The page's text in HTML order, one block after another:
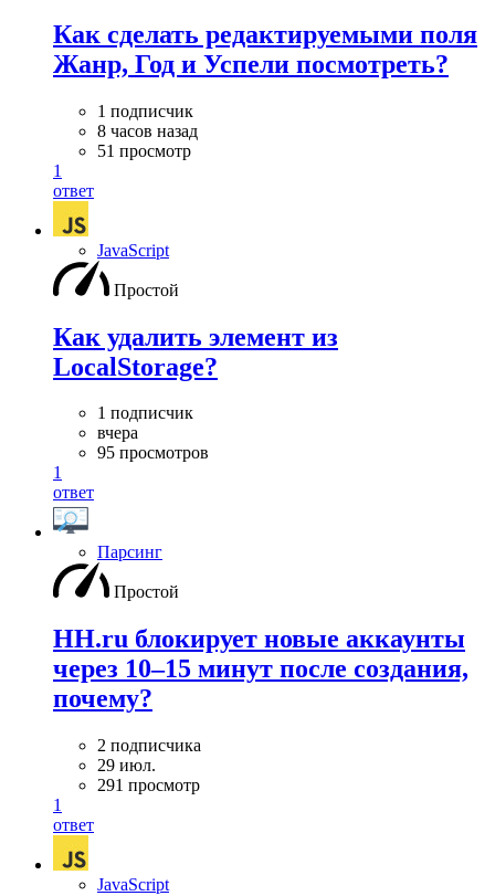
Как сделать редактируемыми поля
Жанр, Год и Успели посмотреть?
1 подписчик
8 часов назад
51 просмотр
1
ответ
JavaScript
Простой
Как удалить элемент из
LocalStorage?
1 подписчик
вчера
95 просмотров
1
ответ
Парсинг
Простой
HH.ru блокирует новые аккаунты
через 10–15 минут после создания,
почему?
2 подписчика
29 июл.
291 просмотр
1
ответ
JavaScript